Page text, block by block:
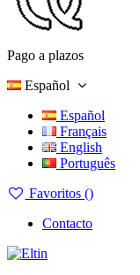
Pago a plazos
Español
Español
Français
English
Português
Favoritos ()
Contacto